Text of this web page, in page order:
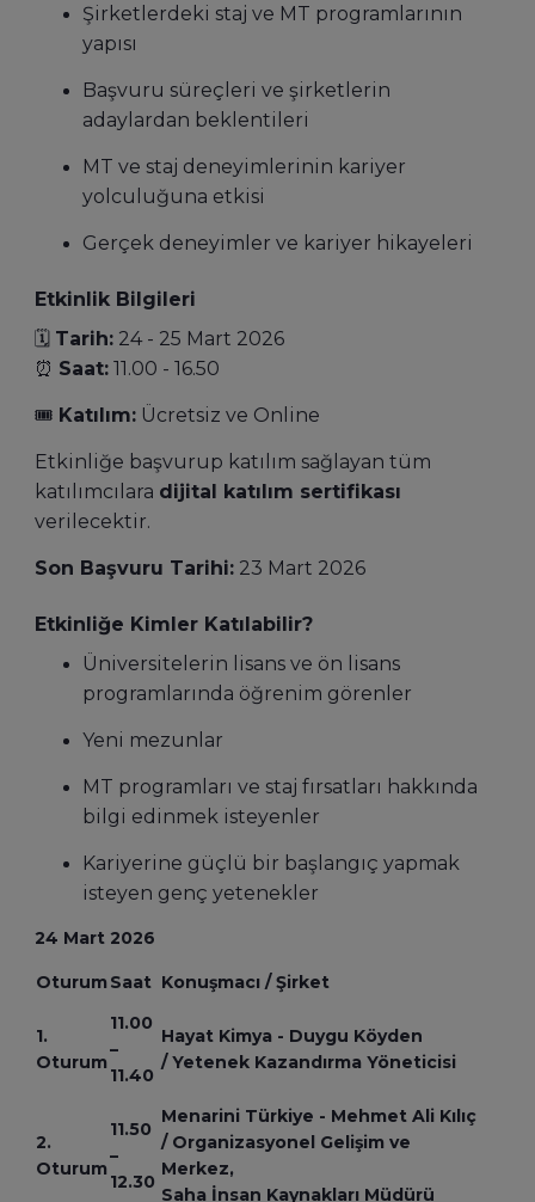
Şirketlerdeki staj ve MT programlarının
yapısı
Başvuru süreçleri ve şirketlerin
adaylardan beklentileri
MT ve staj deneyimlerinin kariyer
yolculuğuna etkisi
Gerçek deneyimler ve kariyer hikayeleri
Etkinlik Bilgileri
🗓️ Tarih: 24 - 25 Mart 2026
⏰ Saat: 11.00 - 16.50
🎟️ Katılım: Ücretsiz ve Online
Etkinliğe başvurup katılım sağlayan tüm
katılımcılara dijital katılım sertifikası
verilecektir.
Son Başvuru Tarihi: 23 Mart 2026
Etkinliğe Kimler Katılabilir?
Üniversitelerin lisans ve ön lisans
programlarında öğrenim görenler
Yeni mezunlar
MT programları ve staj fırsatları hakkında
bilgi edinmek isteyenler
Kariyerine güçlü bir başlangıç yapmak
isteyen genç yetenekler
24 Mart 2026
OturumSaat Konuşmacı / Şirket
1.
Oturum
11.00
–
11.40
Hayat Kimya - Duygu Köyden
/ Yetenek Kazandırma Yöneticisi
2.
Oturum
11.50
–
12.30
Menarini Türkiye - Mehmet Ali Kılıç
/ Organizasyonel Gelişim ve
Merkez,
Saha İnsan Kaynakları Müdürü